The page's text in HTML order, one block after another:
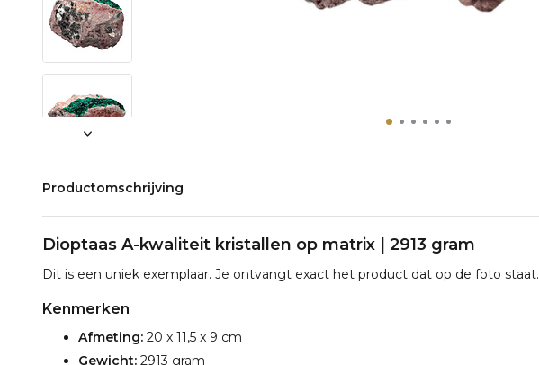
Productomschrijving
Dioptaas A-kwaliteit kristallen op matrix | 2913 gram
Dit is een uniek exemplaar. Je ontvangt exact het product dat op de foto staat.
Kenmerken
Afmeting: 20 x 11,5 x 9 cm
Gewicht: 2913 gram